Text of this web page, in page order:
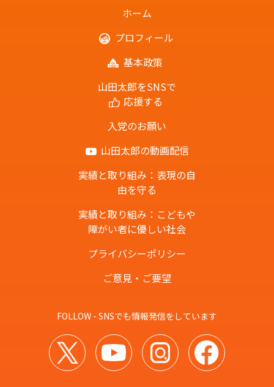
ホーム
プロフィール
基本政策
山田太郎をSNSで
応援する
入党のお願い
山田太郎の動画配信
実績と取り組み：表現の自
由を守る
実績と取り組み：こどもや
障がい者に優しい社会
プライバシーポリシー
ご意見・ご要望
FOLLOW - SNSでも情報発信をしています